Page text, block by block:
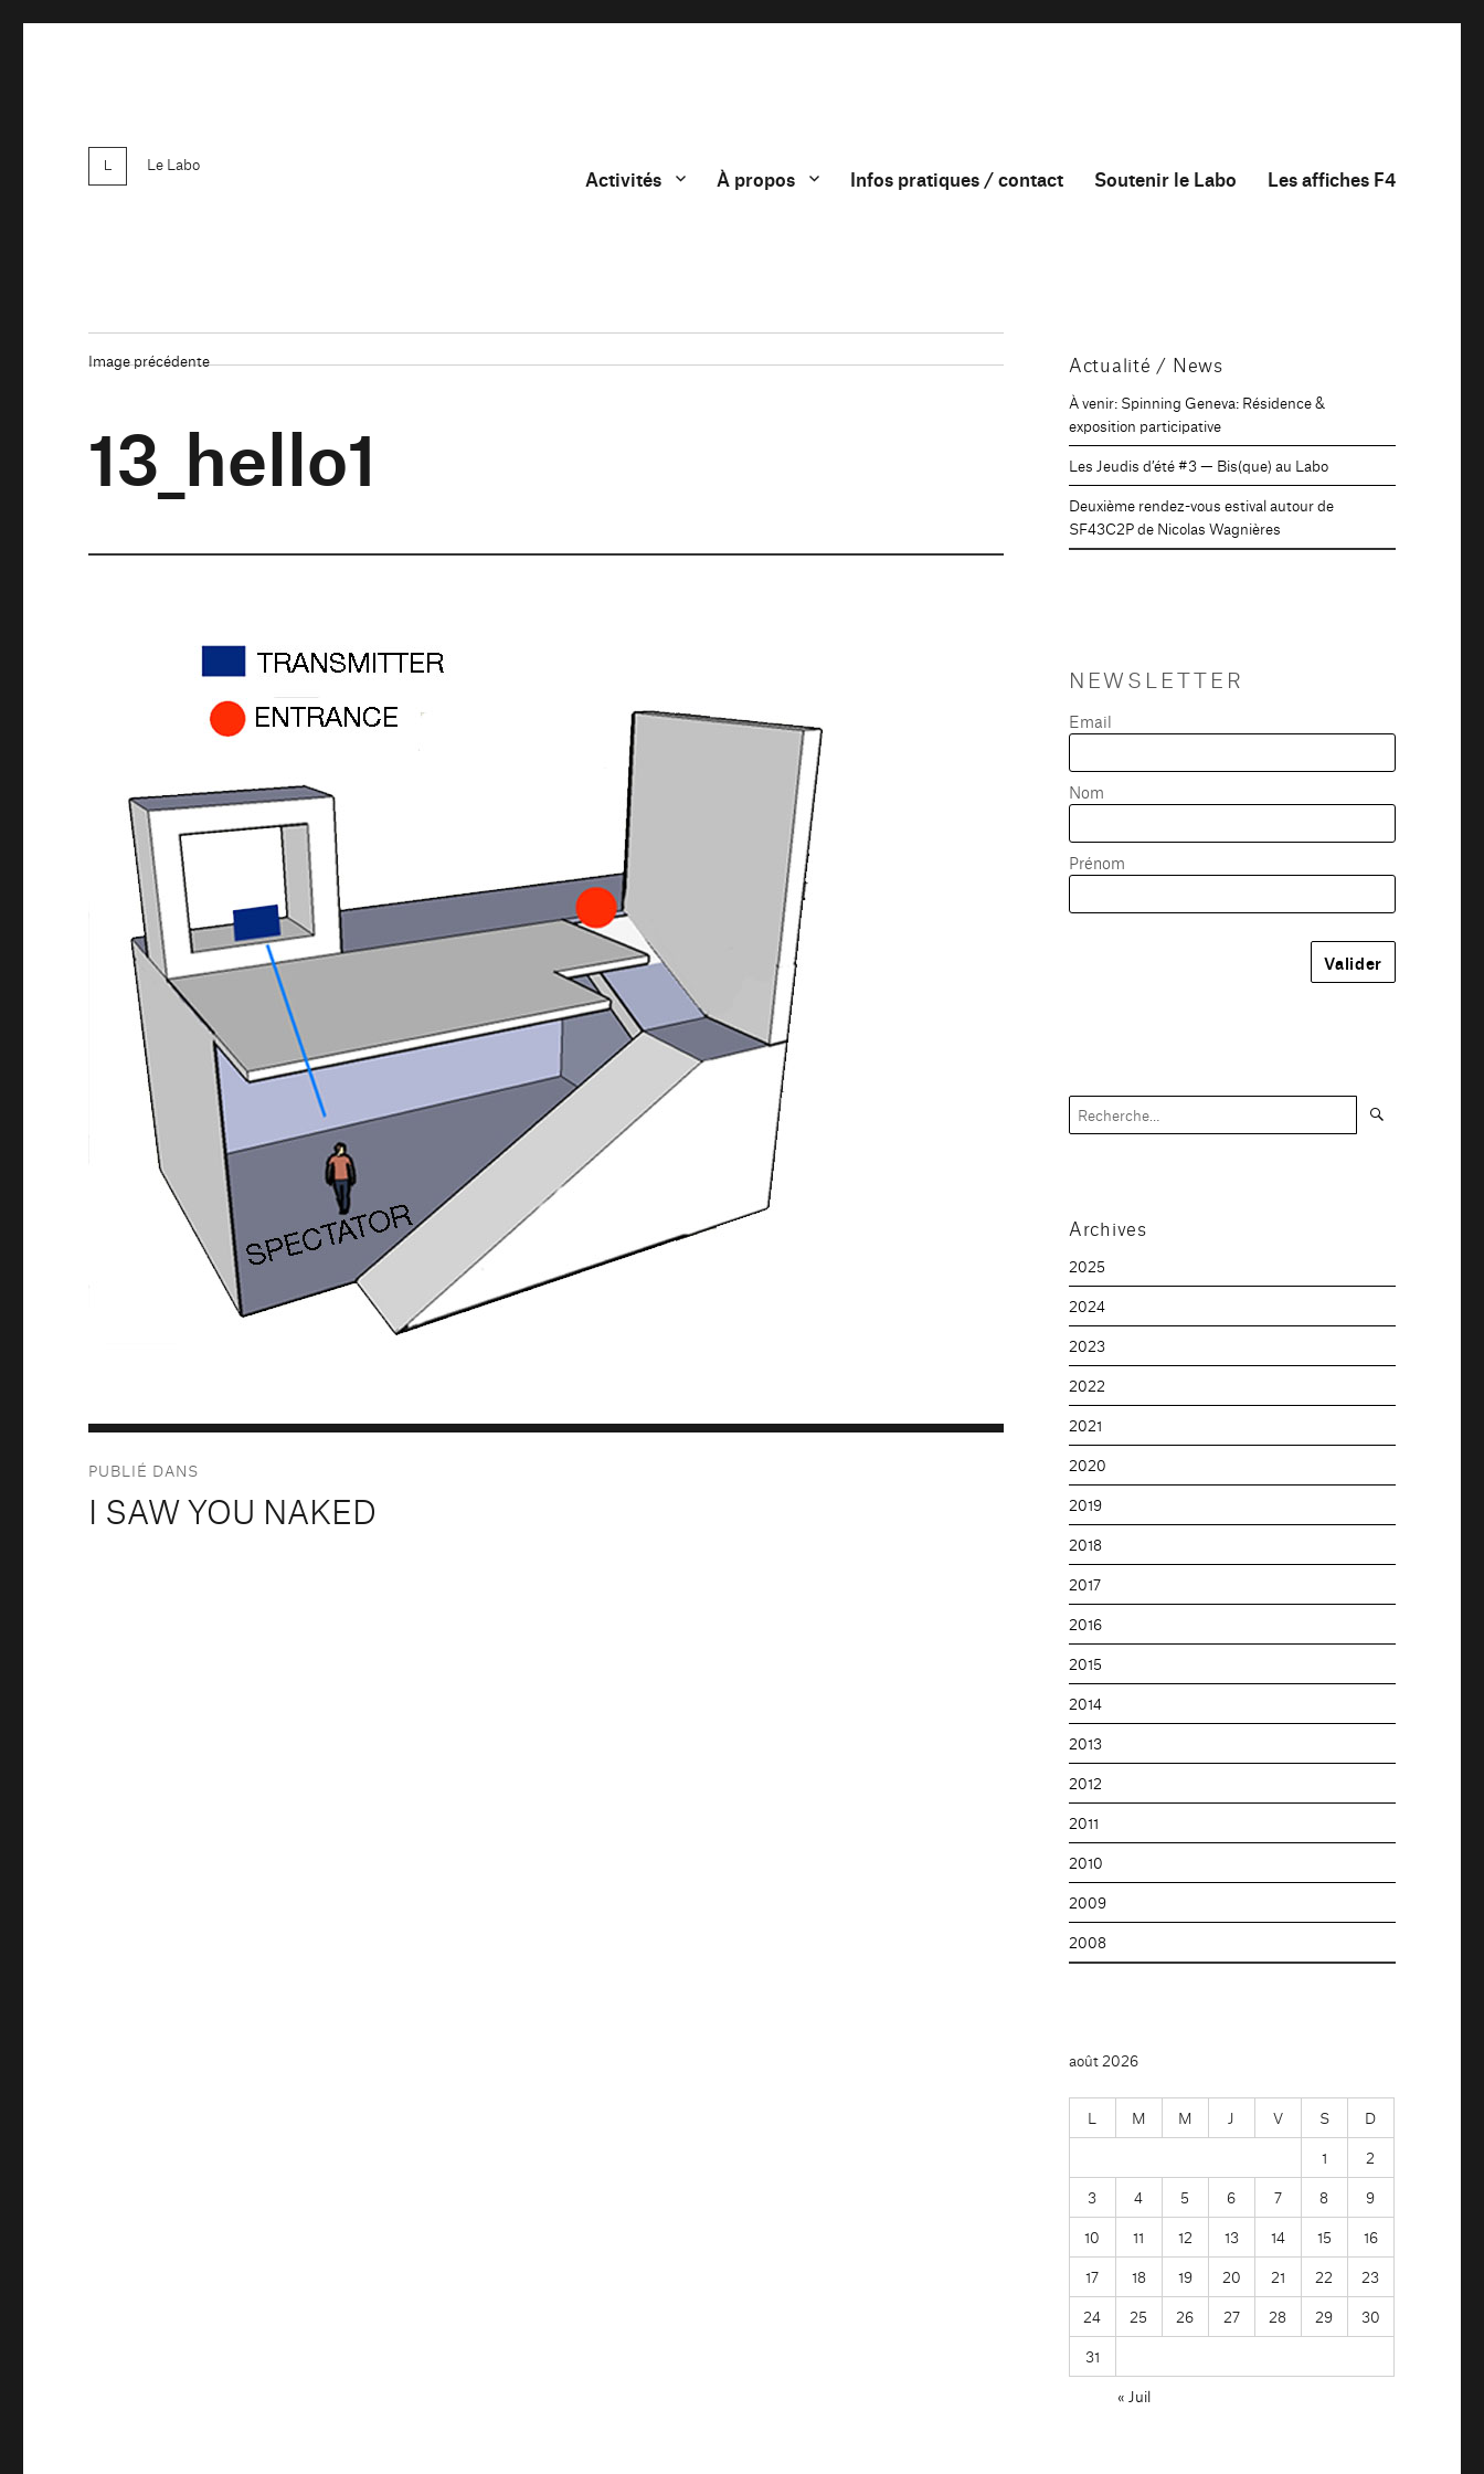
Le Labo
Activités À propos Infos pratiques / contact Soutenir le Labo Les affiches F4
Image précédente
13_hello1
de
PUBLIÉ DANS
I SAW YOU NAKED
Actualité / News
À venir: Spinning Geneva: Résidence &
exposition participative
Les Jeudis d’été #3 — Bis(que) au Labo
Deuxième rendez-vous estival autour de
SF43C2P de Nicolas Wagnières
NEWSLETTER
Email
Nom
Prénom
Recherche
pour :
Archives
2025
2024
2023
2022
2021
2020
2019
2018
2017
2016
2015
2014
2013
2012
2011
2010
2009
2008
août 2026
L M M J V S
D
1
2
3
4 5 6 7 8
9
10
11 12 13 14 15
16
17
18 19 20 21 22
23
24
25 26 27 28 29
30
31
« Juil